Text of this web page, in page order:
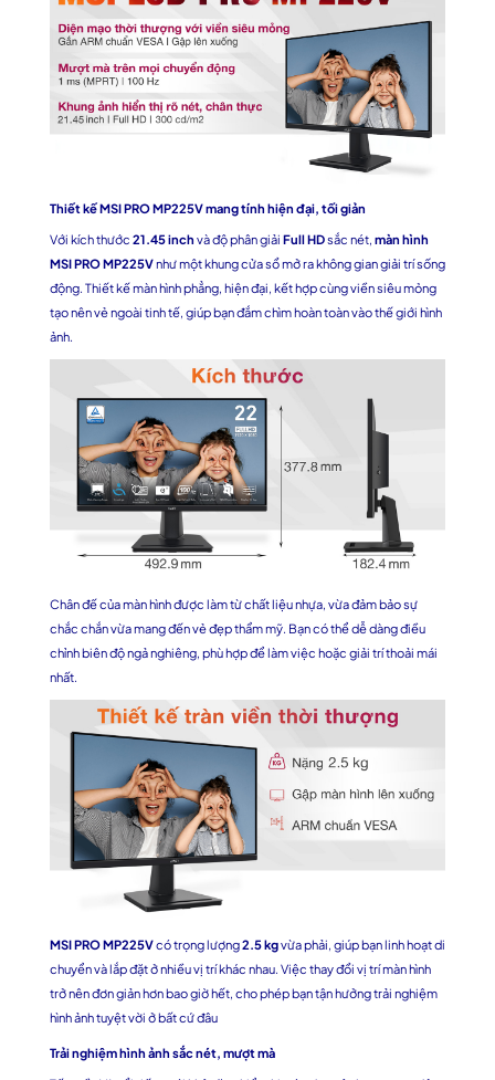
Thiết kế MSI PRO MP225V mang tính hiện đại, tối giản
Với kích thước 21.45 inch và độ phân giải Full HDsắc nét, màn hình
MSI PRO MP225Vnhư một khung cửa sổ mở ra không gian giải trí sống
động. Thiết kế màn hình phẳng, hiện đại, kết hợp cùng viền siêu mỏng
tạo nên vẻ ngoài tinh tế, giúp bạn đắm chìm hoàn toàn vào thế giới hình
ảnh.
Chân đế của màn hình được làm từ chất liệu nhựa, vừa đảm bảo sự
chắc chắn vừa mang đến vẻ đẹp thẩm mỹ. Bạn có thể dễ dàng điều
chỉnh biên độ ngả nghiêng, phù hợp để làm việc hoặc giải trí thoải mái
nhất.
MSI PRO MP225Vcó trọng lượng2.5 kgvừa phải, giúp bạn linh hoạt di
chuyển và lắp đặt ở nhiều vị trí khác nhau. Việc thay đổi vị trí màn hình
trở nên đơn giản hơn bao giờ hết, cho phép bạn tận hưởng trải nghiệm
hình ảnh tuyệt vời ở bất cứ đâu
Trải nghiệm hình ảnh sắc nét, mượt mà